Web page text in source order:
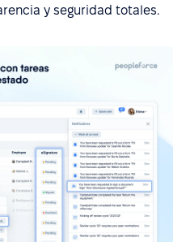
y seguridad totales.